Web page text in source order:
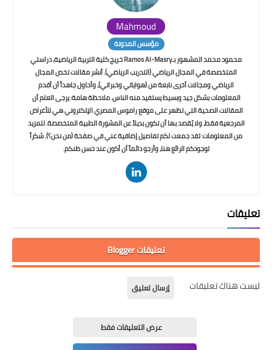
Mahmoud
مؤسس المدونة
محمود محمد المشهور بـRamos Al-Masry خريج كلية التربية الرياضية، دراستي
المتخصصة في المجال الرياضي (التدريب الرياضي). أنشر مقالات تخص المجال
الرياضي ومجالات أخرى نابعة من (هواياتي وخبراتي)، وأحاول جاهداً أن أقدم
المعلومات بشكل جيد وبسيط يستفيد منه الناس. ملاحظة هامة: يرجى العلم أن
المقالات الصحية التي تظهر على موقع راموس المصري الإلكتروني هي للأغراض
المرجعية فقط، ولا يُقصد بها أن تكون بديلاً عن المشورة الطبية المتخصصة. للمزيد
من المعلومات: لقد جمعت لكم تفاصيل إضافية عني في صفحة (من نحن؟). شكراً
لوجودكم الرائع هنا، وأرجو دائماً أن أكون عند حسن ظنكم.
تعليقات
تعليقات Blogger
ليست هناك تعليقات إرسال تعليق
عرض التعليقات فقط